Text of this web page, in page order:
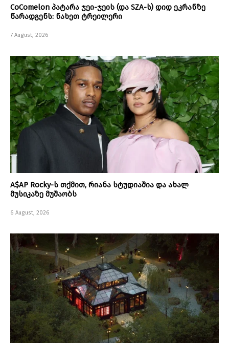
CoComelon პატარა ჯეი-ჯეის (და SZA-ს) დიდ ეკრანზე
წარადგენს: ნახეთ ტრეილერი
7 August, 2026
A$AP Rocky-ს თქმით, რიანა სტუდიაშია და ახალ
მუსიკაზე მუშაობს
6 August, 2026